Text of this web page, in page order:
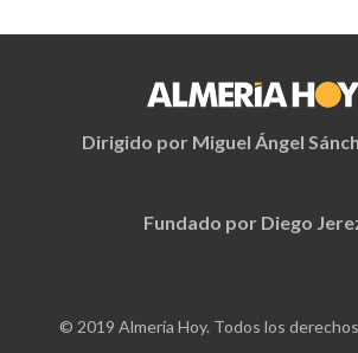
Dirigido por Miguel Ángel
Fundado por Diego
© 2019 Almería Hoy. Todos los